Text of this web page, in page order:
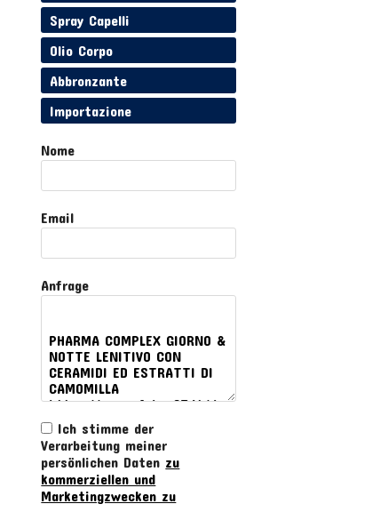
Spray Capelli
Olio Corpo
Abbronzante
Importazione
Nome
Email
Anfrage
Ich stimme der
Verarbeitung meiner
persönlichen Daten zu
kommerziellen und
Marketingzwecken zu